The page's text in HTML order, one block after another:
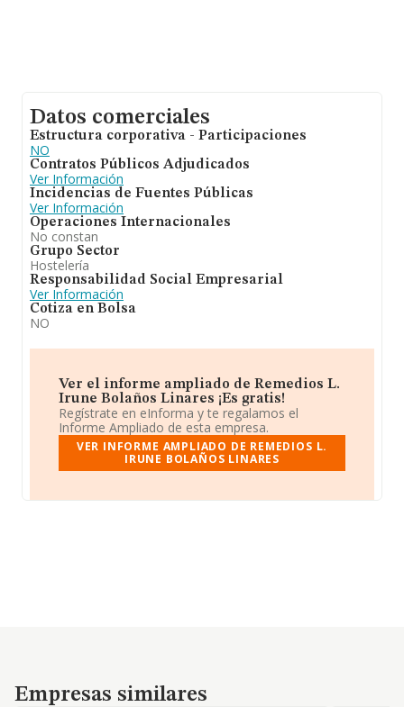
Datos comerciales
Estructura corporativa - Participaciones
NO
Contratos Públicos Adjudicados
Ver Información
Incidencias de Fuentes Públicas
Ver Información
Operaciones Internacionales
No constan
Grupo Sector
Hostelería
Responsabilidad Social Empresarial
Ver Información
Cotiza en Bolsa
NO
Ver el informe ampliado de Remedios L.
Irune Bolaños Linares ¡Es gratis!
Regístrate en eInforma y te regalamos el
Informe Ampliado de esta empresa.
VER INFORME AMPLIADO DE REMEDIOS L.
IRUNE BOLAÑOS LINARES
Empresas similares
Empresas similares